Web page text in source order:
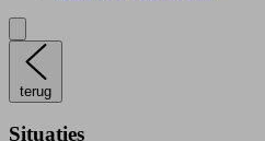
terug
Situaties